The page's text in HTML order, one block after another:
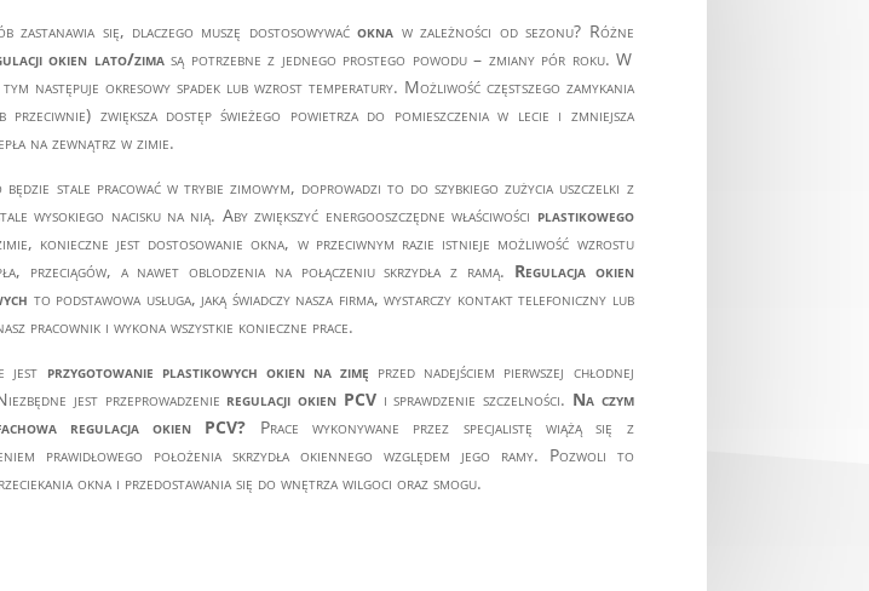
zastanawia się, dlaczego muszę dostosowywaćokna w zależności od sezonu? Różne
okien lato/zimasą potrzebne z jednego prostego powodu – zmiany pór roku. W
następuje okresowy spadek lub wzrost temperatury. Możliwość częstszego zamykania
przeciwnie) zwiększa dostęp świeżego powietrza do pomieszczenia w lecie i zmniejsza
na zewnątrz w zimie.
będzie stale pracować w trybie zimowym, doprowadzi to do szybkiego zużycia uszczelki z
wysokiego nacisku na nią. Aby zwiększyć energooszczędne właściwości plastikowego
konieczne jest dostosowanie okna, w przeciwnym razie istnieje możliwość wzrostu
przeciągów, a nawet oblodzenia na połączeniu skrzydła z ramą. Regulacja okien
to podstawowa usługa, jaką świadczy nasza firma, wystarczy kontakt telefoniczny lub
pracownik i wykona wszystkie konieczne prace.
jest przygotowanie plastikowych okien na zimę przed nadejściem pierwszej chłodnej
jest przeprowadzenie regulacji okien PCVi sprawdzenie szczelności. Na czym
regulacja okien PCV? Prace wykonywane przez specjalistę wiążą się z
prawidłowego położenia skrzydła okiennego względem jego ramy. Pozwoli to
okna i przedostawania się do wnętrza wilgoci oraz smogu.